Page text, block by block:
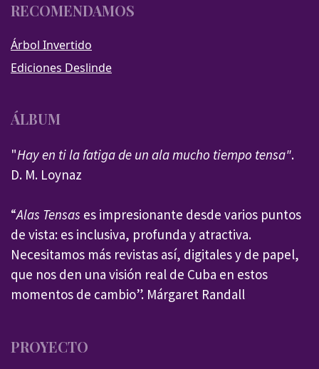
RECOMENDAMOS
Árbol Invertido
Ediciones Deslinde
ÁLBUM
"Hay en ti la fatiga de un ala mucho tiempo tensa".
D. M. Loynaz
“Alas Tensas es impresionante desde varios puntos
de vista: es inclusiva, profunda y atractiva.
Necesitamos más revistas así, digitales y de papel,
que nos den una visión real de Cuba en estos
momentos de cambio”. Márgaret Randall
PROYECTO